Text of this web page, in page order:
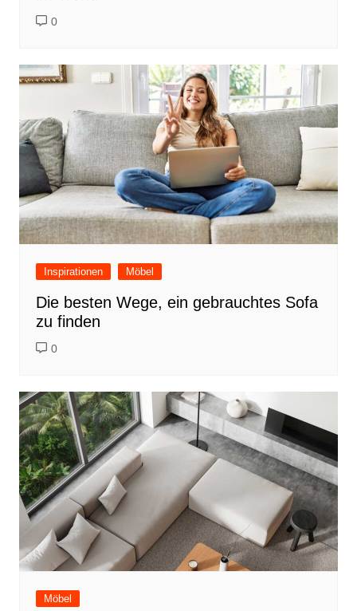
0
Inspirationen Möbel
Die besten Wege, ein gebrauchtes Sofa
zu finden
0
Möbel